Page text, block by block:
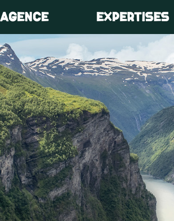
EXPERTISES